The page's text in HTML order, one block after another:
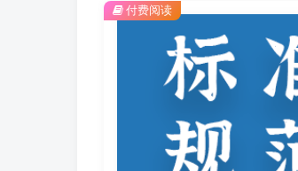
付费阅读